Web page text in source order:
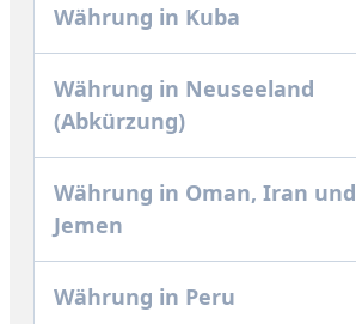
Währung in Kuba
Währung in Neuseeland
(Abkürzung)
Währung in Oman, Iran und
Jemen
Währung in Peru